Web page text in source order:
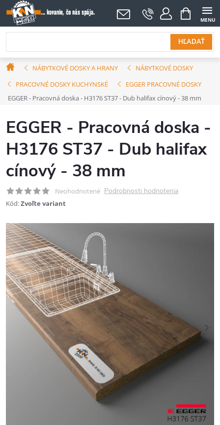
Prejsť
na
obsah
HĽADAŤ
NÁKUPNÝ
KOŠÍK
DomovNÁBYTKOVÉ DOSKY A HRANY
NÁBYTKOVÉ DOSKY
PRACOVNÉ DOSKY KUCHYNSKÉ
EGGER PRACOVNÉ DOSKY
EGGER - Pracovná doska - H3176 ST37 - Dub halifax cínový - 38 mm
EGGER - Pracovná doska -
H3176 ST37 - Dub halifax
cínový - 38 mm
Neohodnotené Podrobnosti hodnotenia
Kód:Zvoľte variant